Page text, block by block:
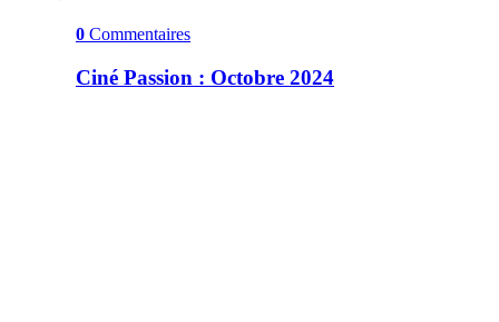
0 Commentaires
Ciné Passion : Octobre 2024